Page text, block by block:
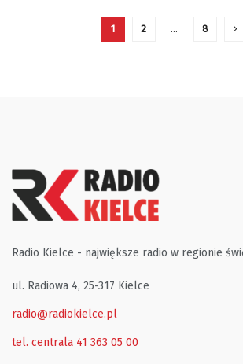
1 2 … 8
Radio Kielce - największe radio w regionie
ul. Radiowa 4, 25-317 Kielce
radio@radiokielce.pl
tel. centrala 41 363 05 00